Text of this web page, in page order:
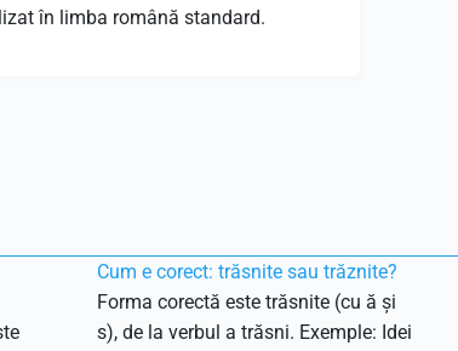
în limba română standard.
Cum e corect: trăsnite sau trăznite?
Forma corectă este trăsnite (cu ă și
s), de la verbul a trăsni. Exemple: Idei